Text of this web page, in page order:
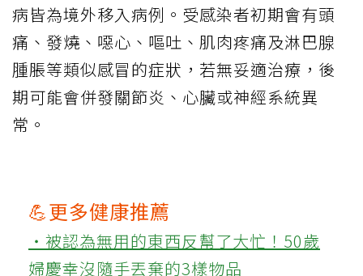
病皆為境外移入病例。受感染者初期會有頭
痛、發燒、噁心、嘔吐、肌肉疼痛及淋巴腺
腫脹等類似感冒的症狀，若無妥適治療，後
期可能會併發關節炎、心臟或神經系統異
常。
💪更多健康推薦
‧被認為無用的東西反幫了大忙！50歲
婦慶幸沒隨手丟棄的3樣物品